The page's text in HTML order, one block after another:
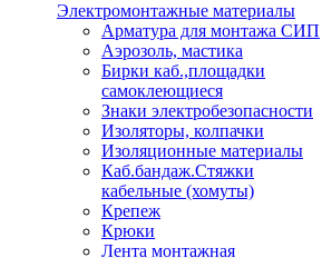
Электромонтажные материалы
Арматура для монтажа СИП
Аэрозоль, мастика
Бирки каб.,площадки
самоклеющиеся
Знаки электробезопасности
Изоляторы, колпачки
Изоляционные материалы
Каб.бандаж.Стяжки
кабельные (хомуты)
Крепеж
Крюки
Лента монтажная